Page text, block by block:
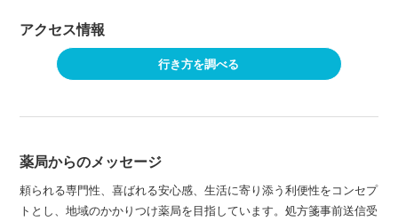
アクセス情報
行き方を調べる
薬局からのメッセージ
頼られる専門性、喜ばれる安心感、生活に寄り添う利便性をコンセプ
トとし、地域のかかりつけ薬局を目指しています。処方箋事前送信受